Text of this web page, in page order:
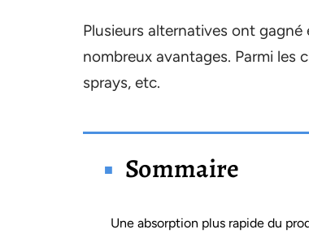
Plusieurs alternatives ont
nombreux avantages. Parmi les
sprays, etc.
Sommaire
Une absorption plus rapide du